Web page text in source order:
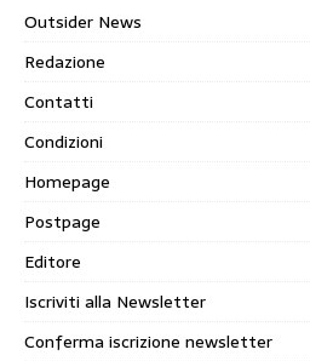
Outsider News
Redazione
Contatti
Condizioni
Homepage
Postpage
Editore
Iscriviti alla Newsletter
Conferma iscrizione newsletter